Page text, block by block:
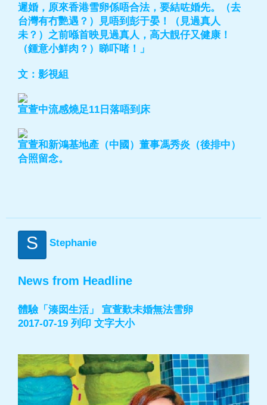
遲婚，原來香港雪卵係唔合法，要結咗婚先。（去
台灣有冇艷遇？）見唔到彭于晏！（見過真人
未？）之前喺首映見過真人，高大靚仔又健康！
（鍾意小鮮肉？）睇吓啫！」
文：影視組
宣萱中流感燒足11日落唔到床
宣萱和新鴻基地產（中國）董事馮秀炎（後排中）
合照留念。
S Stephanie
News from Headline
體驗「湊囡生活」 宣萱歎未婚無法雪卵
2017-07-19 列印 文字大小